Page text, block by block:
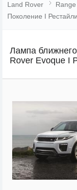
Land Rover
Поколение I
Лампа
Rover Evoque I